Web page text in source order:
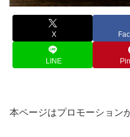
X
LINE
本ページはプロモーション